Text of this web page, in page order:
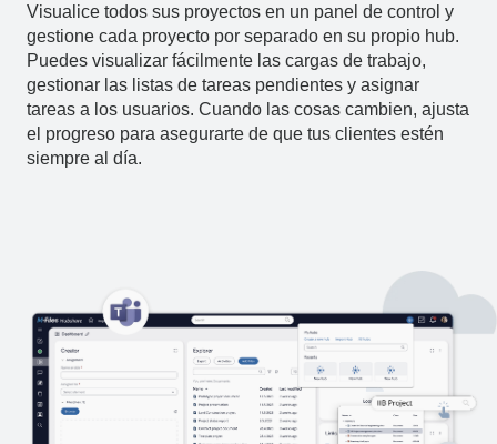
Visualice todos sus proyectos en un panel de control y
gestione cada proyecto por separado en su propio hub.
Puedes visualizar fácilmente las cargas de trabajo,
gestionar las listas de tareas pendientes y asignar
tareas a los usuarios. Cuando las cosas cambien, ajusta
el progreso para asegurarte de que tus clientes estén
siempre al día.